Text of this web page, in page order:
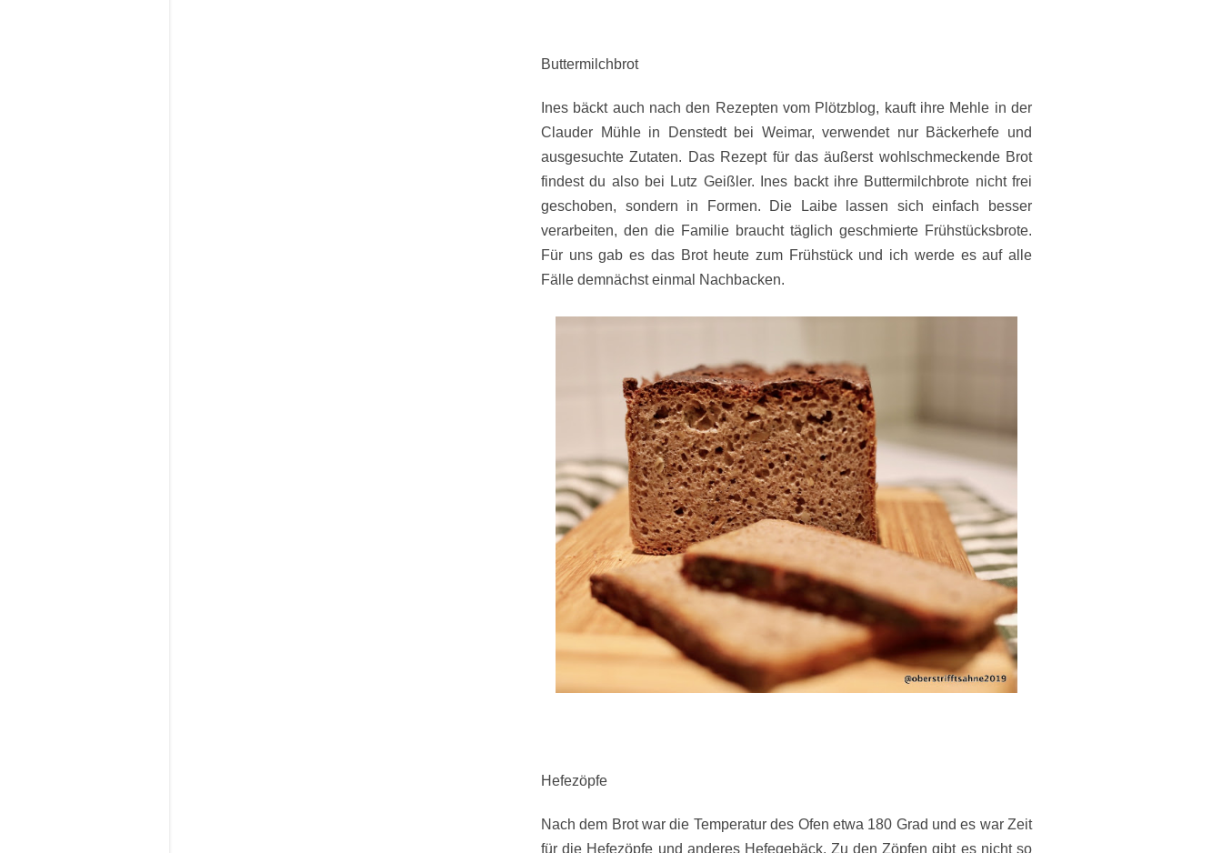
Buttermilchbrot
Ines bäckt auch nach den Rezepten vom Plötzblog, kauft ihre Mehle in der
Clauder Mühle in Denstedt bei Weimar, verwendet nur Bäckerhefe und
ausgesuchte Zutaten. Das Rezept für das äußerst wohlschmeckende Brot
findest du also bei Lutz Geißler. Ines backt ihre Buttermilchbrote nicht frei
geschoben, sondern in Formen. Die Laibe lassen sich einfach besser
verarbeiten, den die Familie braucht täglich geschmierte Frühstücksbrote.
Für uns gab es das Brot heute zum Frühstück und ich werde es auf alle
Fälle demnächst einmal Nachbacken.
Hefezöpfe
Nach dem Brot war die Temperatur des Ofen etwa 180 Grad und es war Zeit
für die Hefezöpfe und anderes Hefegebäck. Zu den Zöpfen gibt es nicht so